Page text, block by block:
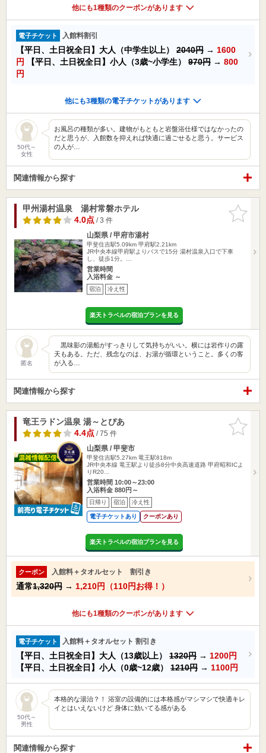
他にも1種類のクーポンがあります
電子チケット 入館料割引
【平日、土日祝全日】大人（中学生以上） 2040円 → 1600
円
【平日、土日祝全日】小人（3歳~小学生） 970円 → 800
円
他にも3種類の電子チケットがあります
50代～
女性
お風呂の種類が多い。建物がもともと岩盤浴仕様ではなかったの
だと思うが、入館数を抑えれば快適に過ごせると思う。サービス
の人が…
関連情報から探す
お気に入
りに追加
甲州湯村温泉 湯村常磐ホテル
4.0点/ 3 件
山梨県 / 甲府市湯村
甲斐住吉駅5.09km 甲府駅2.21km
JR中央本線甲府駅よりバスで15分 湯村温泉入口で下車
し、徒歩1分。…
営業時間
入浴料金 ～
宿泊 冷え性
楽天トラベルの宿泊プランを見る
匿名
黒味影の湯船がすっきりして気持ちがいい。横には岩作りの露
天もある。ただ、残念なのは、お湯が循環ということ。多くの客
が入る…
関連情報から探す
お気に入
りに追加
竜王ラドン温泉 湯～とぴあ
4.4点/ 75 件
山梨県 / 甲斐市
甲斐住吉駅5.27km 竜王駅818m
JR中央本線 竜王駅より徒歩8分中央高速道路 甲府昭和ICよ
りR20…
営業時間 10:00～23:00
入浴料金 880円～
日帰り 宿泊 冷え性
電子チケットあり クーポンあり
楽天トラベルの宿泊プランを見る
クーポン 入館料＋タオルセット 割引き
通常1,320円 → 1,210円（110円お得！）
他にも1種類のクーポンがあります
電子チケット 入館料＋タオルセット 割引き
【平日、土日祝全日】大人（13歳以上） 1320円 → 1200円
【平日、土日祝全日】小人（0歳~12歳） 1210円 → 1100円
50代～
男性
本格的な湯治？！ 浴室の設備的には本格感がマシマシで快適キレ
イとはいえないけど 身体に効いてる感がある
関連情報から探す